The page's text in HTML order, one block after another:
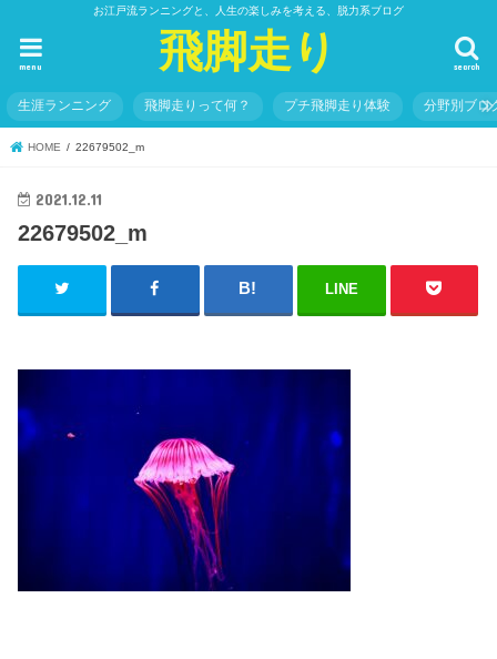
お江戸流ランニングと、人生の楽しみを考える、脱力系ブログ
飛脚走り search
menu
生涯ランニング 飛脚走りって何？ プチ飛脚走り体験 分野別ブロ
HOME 22679502_m
2021.12.11
22679502_m
LINE